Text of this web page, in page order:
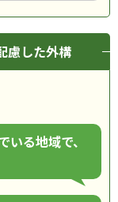
慮した外構
いる地域で、